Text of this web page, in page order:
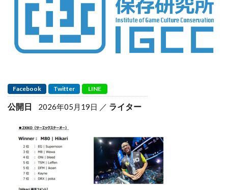
Facebook Twitter LINE
公開日 2026年05月19日 ライター